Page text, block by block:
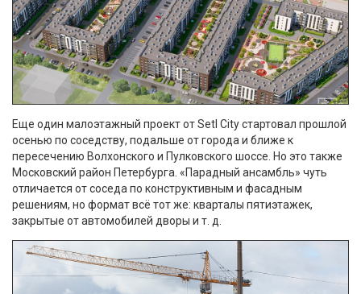
Еще один малоэтажный проект от Setl City стартовал прошлой
осенью по соседству, подальше от города и ближе к
пересечению Волхонского и Пулковского шоссе. Но это также
Московский район Петербурга. «Парадный ансамбль» чуть
отличается от соседа по конструктивным и фасадным
решениям, но формат всё тот же: кварталы пятиэтажек,
закрытые от автомобилей дворы и т. д.